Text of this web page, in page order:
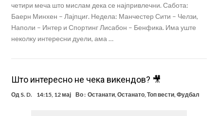
четири меча што мислам дека се најпривлечни. Сабота:
Баерн Минхен – Лајпциг. Недела: Манчестер Сити – Челзи,
Наполи – Интер и Спортинг Лисабон – Бенфика. Има уште
неколку интересни дуели, ама …
Што интересно не чека викендов? 🎥
Од S. D. 14:15, 12 мај Во : Останати, Останато, Топ вести, Фудбал